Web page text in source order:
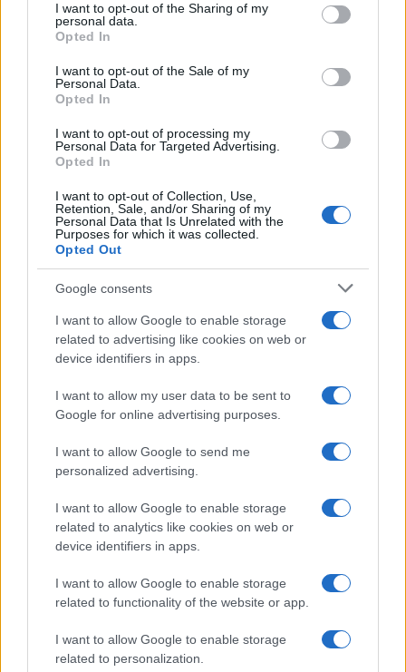
not limited to your visit or usage behaviour. You may click to
grant or deny consent to Google and its third-party tags to
use your data for below specified purposes in below Google
consent section.
I want to opt-out of the Sharing of my
personal data.
Opted In
I want to opt-out of the Sale of my
Personal Data.
Opted In
I want to opt-out of processing my
Personal Data for Targeted Advertising.
Opted In
I want to opt-out of Collection, Use,
Retention, Sale, and/or Sharing of my
Personal Data that Is Unrelated with the
Purposes for which it was collected.
Opted Out
Google consents
I want to allow Google to enable storage
related to advertising like cookies on web or
device identifiers in apps.
I want to allow my user data to be sent to
Google for online advertising purposes.
I want to allow Google to send me
personalized advertising.
I want to allow Google to enable storage
related to analytics like cookies on web or
device identifiers in apps.
I want to allow Google to enable storage
related to functionality of the website or app.
I want to allow Google to enable storage
related to personalization.
Vuoi rimuovere le pubblicità nazionali?
Puoi abbonarti asoli € 1,10 al mese
cliccandoqui
Sei già abbonato?
Puoi effettuare l'accesso andando nella
cliccandoqui
TEMI:
Estate Sardegna
Manifestazioni Estive Aggius
Martedì Del Borgo
Condividi l'articolo